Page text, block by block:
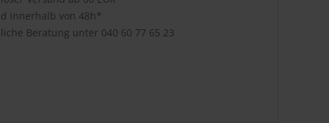
innerhalb von 48h*
Beratung unter 040 60 77 65 23